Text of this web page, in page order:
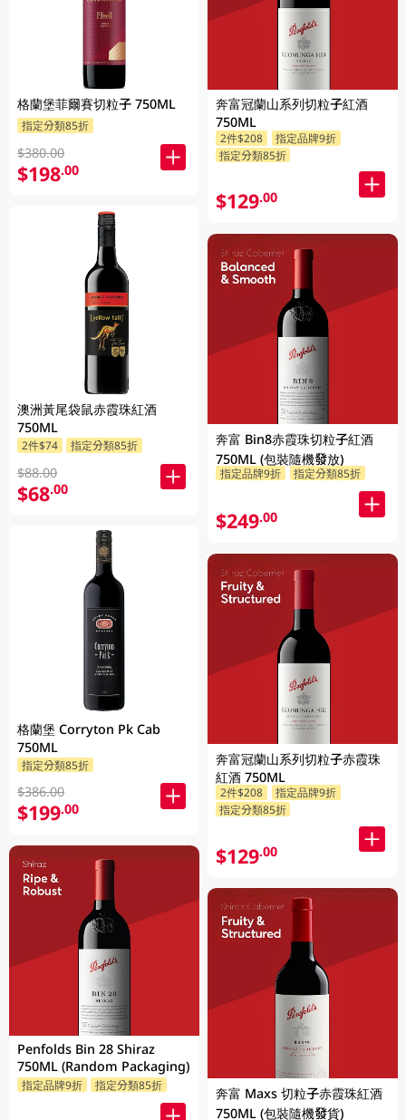
格蘭堡菲爾賽切粒子 750ML
指定分類85折
$380.00
$198.00
澳洲黃尾袋鼠赤霞珠紅酒
750ML
2件$74 指定分類85折
$88.00
$68.00
格蘭堡 Corryton Pk Cab
750ML
指定分類85折
$386.00
$199.00
Penfolds Bin 28 Shiraz
750ML (Random Packaging)
指定品牌9折 指定分類85折
奔富冠蘭山系列切粒子紅酒
750ML
2件$208
指定品牌9折
指定分類85折
$129.00
奔富 Bin8赤霞珠切粒子紅酒
750ML (包裝隨機發放)
指定品牌9折 指定分類85折
$249.00
奔富冠蘭山系列切粒子赤霞珠
紅酒 750ML
2件$208
指定品牌9折
指定分類85折
$129.00
奔富 Maxs 切粒子赤霞珠紅酒
750ML (包裝隨機發貨)